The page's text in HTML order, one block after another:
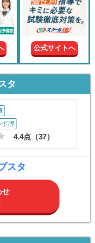
変更
公式サイトへ
タ
指導
4.4点（37）
スタ
せ